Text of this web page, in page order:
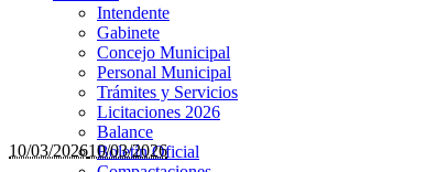
Intendente
Gabinete
Concejo Municipal
Personal Municipal
Trámites y Servicios
Licitaciones 2026
Balance
Boletín Oficial
10/03/202610/03/2026